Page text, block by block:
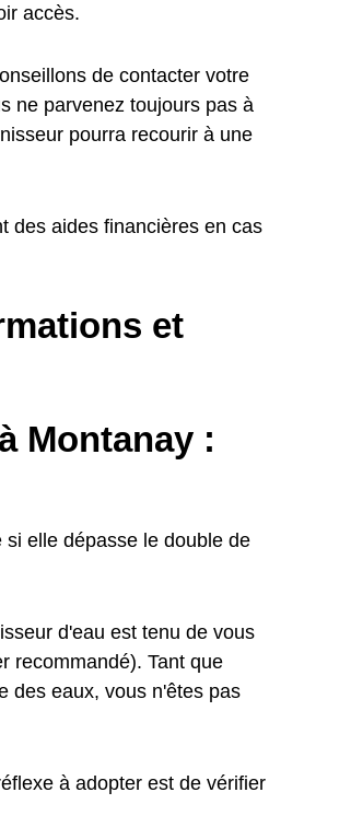
accès.
de contacter votre
ne parvenez toujours pas à
pourra recourir à une
des aides financières en cas
et
Montanay :
elle dépasse le double de
d'eau est tenu de vous
recommandé). Tant que
des eaux, vous n'êtes pas
à adopter est de vérifier